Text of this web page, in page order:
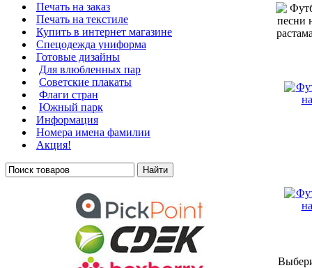
Печать на заказ
Печать на текстиле
Купить в интернет магазине
Cпецодежда униформа
Готовые дизайны
Для влюбленных пар
Советские плакаты
Флаги стран
Южный парк
Информация
Номера имена фамилии
Акция!